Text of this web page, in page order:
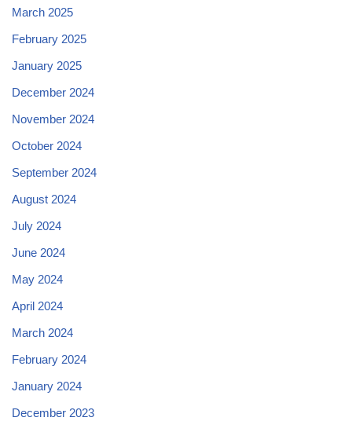
March 2025
February 2025
January 2025
December 2024
November 2024
October 2024
September 2024
August 2024
July 2024
June 2024
May 2024
April 2024
March 2024
February 2024
January 2024
December 2023